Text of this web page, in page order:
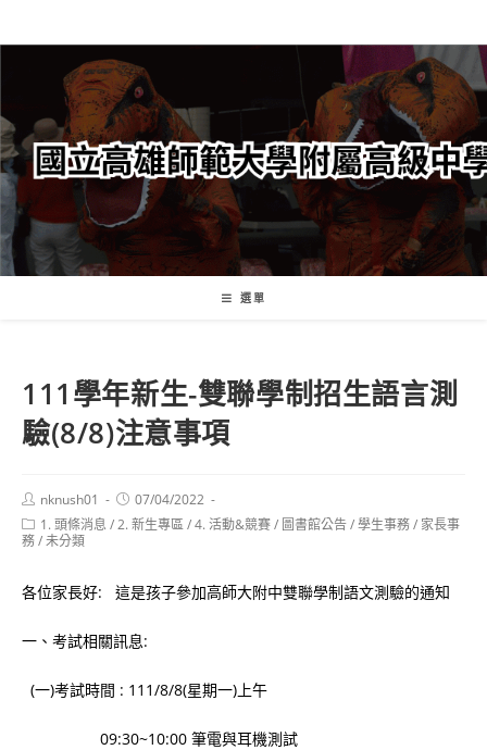
轉
要
內
容
選單
111學年新生-雙聯學制招生語言測
驗(8/8)注意事項
Post
author:
nknush01
Post
published:
07/04/2022
Post
category:
1. 頭條消息 /2. 新生專區/4. 活動&競賽/ 圖書館公告/學生事務/ 家長事
務/未分類
各位家長好: 這是孩子參加高師大附中雙聯學制語文測驗的通知
一、考試相關訊息:
(一)考試時間 : 111/8/8(星期一)上午
09:30~10:00 筆電與耳機測試